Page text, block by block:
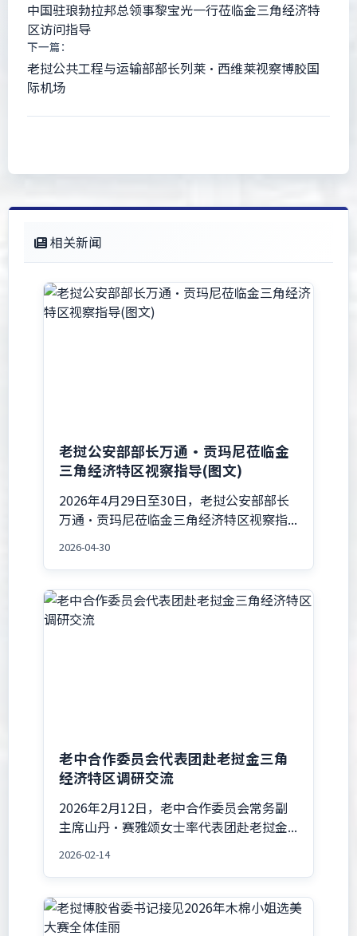
中国驻琅勃拉邦总领事黎宝光一行莅临金三角经济特
区访问指导
下一篇：
老挝公共工程与运输部部长列莱·西维莱视察博胶国
际机场
相关新闻
老挝公安部部长万通·贡玛尼莅临金
三角经济特区视察指导(图文)
2026年4月29日至30日，老挝公安部部长
万通·贡玛尼莅临金三角经济特区视察指...
2026-04-30
老中合作委员会代表团赴老挝金三角
经济特区调研交流
2026年2月12日，老中合作委员会常务副
主席山丹·赛雅颂女士率代表团赴老挝金...
2026-02-14